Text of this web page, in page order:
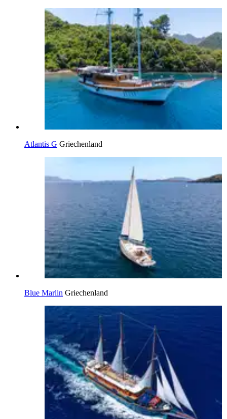
Atlantis G Griechenland
Blue Marlin Griechenland